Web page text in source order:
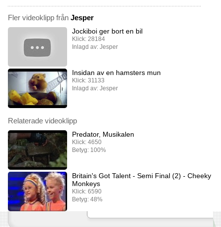
Fler videoklipp från Jesper
Jockiboi ger bort en bil
Klick: 28184
Inlagd av: Jesper
Insidan av en hamsters mun
Klick: 31133
Inlagd av: Jesper
Relaterade videoklipp
Predator, Musikalen
Klick: 4650
Betyg: 100%
Britain's Got Talent - Semi Final (2) - Cheeky
Monkeys
Klick: 6590
Betyg: 48%